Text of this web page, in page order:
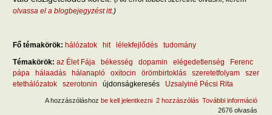
olvassa el a blogbejegyzést itt.)
Fő témakörök: hálózatok hit lélekfejlődés
tudomány
Témakörök: az Élet Fája békesség dopamin elégedetlenség
Ferenc
pápa
hálaadás hálanapló oxitocin örömbirtoklás szeretetfolyam
szer
etethálózatok
szerotonin újdonságkeresés Uzsalyiné Pécsi Rita
További információ
2 hozzászólás
A hozzászóláshoz be kell jelentkezni
2676 olvasás